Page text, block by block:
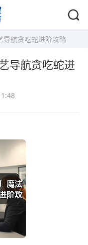
导航贪吃蛇进阶攻略
导航贪吃蛇进